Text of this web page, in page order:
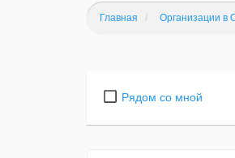
Главная Организации в
Рядом со мной